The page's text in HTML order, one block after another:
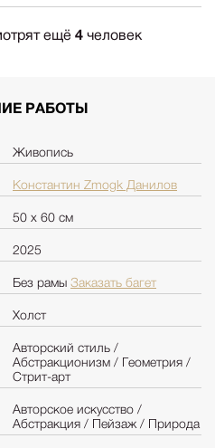
РАБОТЫ
Живопись
Константин Zmogk Данилов
50 х 60 см
2025
Без рамы Заказать багет
Холст
Авторский стиль /
Абстракционизм / Геометрия /
Стрит-арт
Авторское искусство /
Абстракция / Пейзаж / Природа
ещё 4 человек